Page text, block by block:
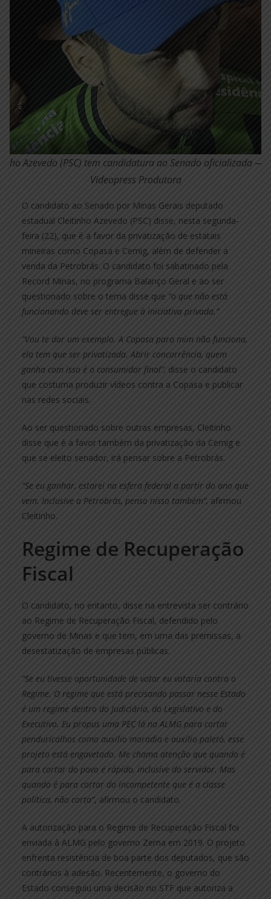
Azevedo (PSC) tem candidatura ao Senado oficializada —
Videopress Produtora
O candidato ao Senado por Minas Gerais deputado
estadual Cleitinho Azevedo (PSC) disse, nesta segunda-
feira (22), que é a favor da privatização de estatais
mineiras como Copasa e Cemig, além de defender a
venda da Petrobrás. O candidato foi sabatinado pela
Record Minas, no programa Balanço Geral e ao ser
questionado sobre o tema disse que “o que não está
funcionando deve ser entregue à iniciativa privada.”
“Vou te dar um exemplo. A Copasa para mim não funciona,
ela tem que ser privatizada. Abrir concorrência, quem
ganha com isso é o consumidor final”, disse o candidato
que costuma produzir vídeos contra a Copasa e publicar
nas redes sociais.
Ao ser questionado sobre outras empresas, Cleitinho
disse que é a favor também da privatização da Cemig e
que se eleito senador, irá pensar sobre a Petrobrás.
“Se eu ganhar, estarei na esfera federal a partir do ano que
vem. Inclusive a Petrobrás, penso nisso também”, afirmou
Cleitinho.
Regime de Recuperação
Fiscal
O candidato, no entanto, disse na entrevista ser contrário
ao Regime de Recuperação Fiscal, defendido pelo
governo de Minas e que tem, em uma das premissas, a
desestatização de empresas públicas.
“Se eu tivesse oportunidade de votar eu votaria contra o
Regime. O regime que está precisando passar nesse Estado
é um regime dentro do Judiciário, do Legislativo e do
Executivo. Eu propus uma PEC lá na ALMG para cortar
penduricalhos como auxílio moradia e auxílio paletó, esse
projeto está engavetado. Me chama atenção que quando é
para cortar do povo é rápido, inclusive do servidor. Mas
quando é para cortar do incompetente que é a classe
política, não corta”, afirmou o candidato.
A autorização para o Regime de Recuperação Fiscal foi
enviada à ALMG pelo governo Zema em 2019. O projeto
enfrenta resistência de boa parte dos deputados, que são
contrários à adesão. Recentemente, o governo do
Estado conseguiu uma decisão no STF que autoriza a